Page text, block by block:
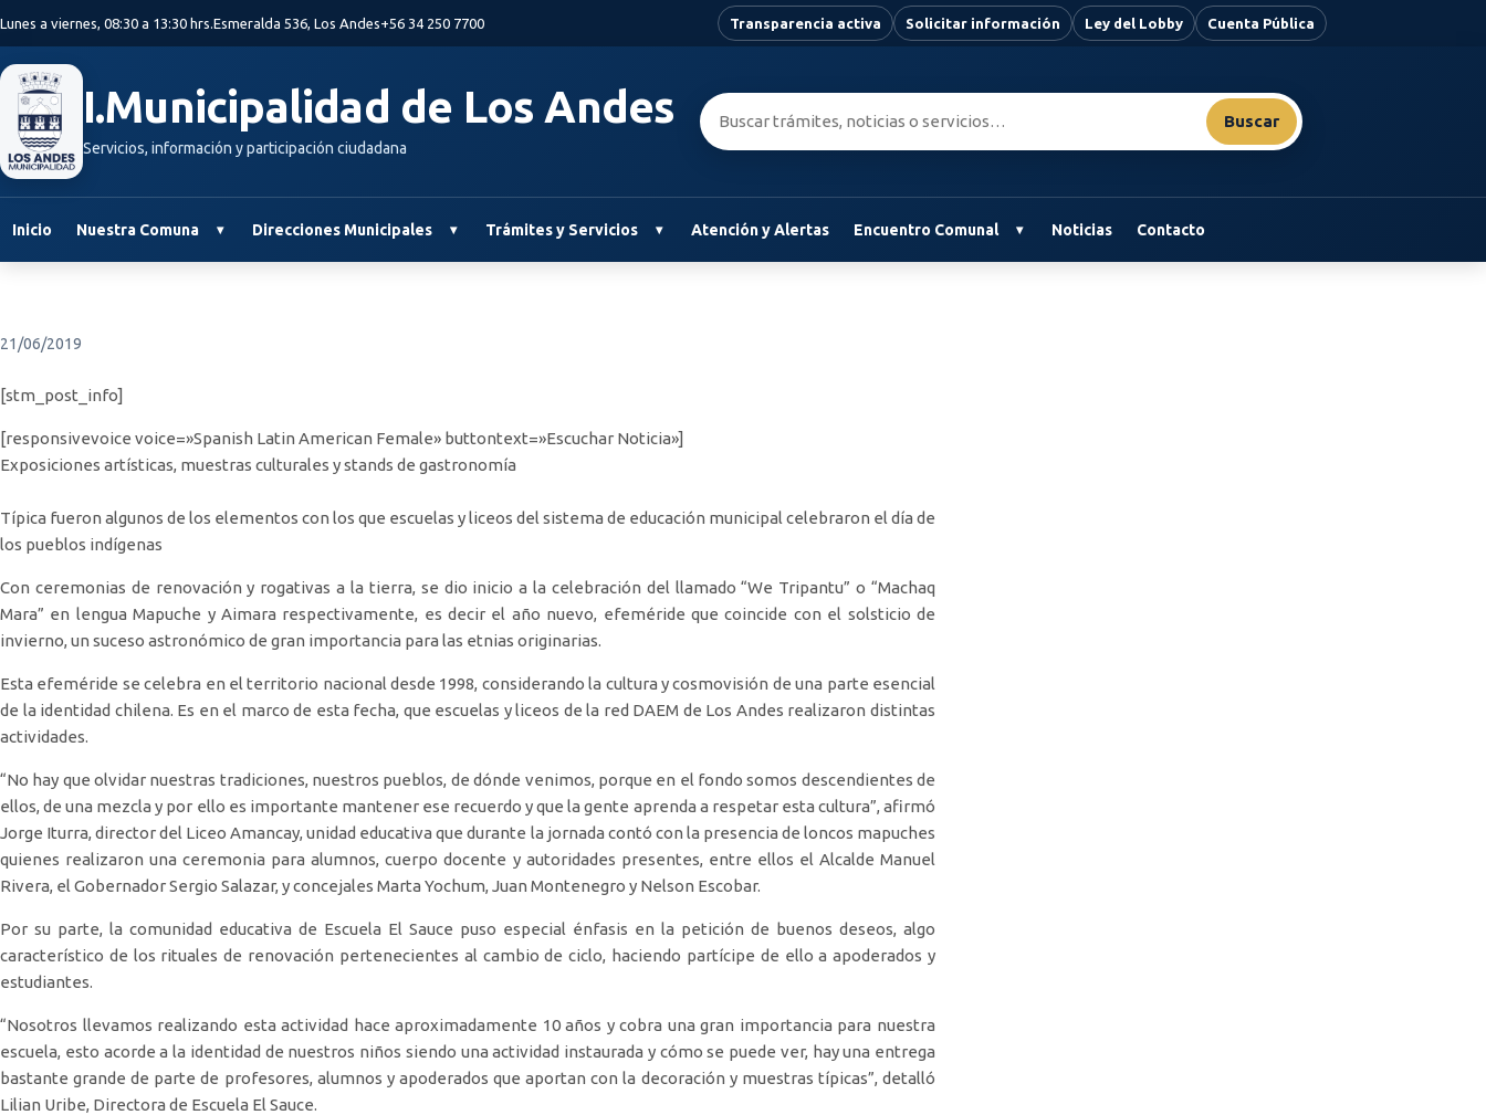
Lunes a viernes, 08:30 a 13:30 hrs.Esmeralda 536, Los Andes+56 34 250 7700 Transparencia activa Solicitar información Ley del Lobby Cuenta Pública
I.Municipalidad de Los Andes
Servicios, información y participación ciudadana
Buscar:
Buscar
Inicio Nuestra Comuna Direcciones Municipales Trámites y Servicios Atención y Alertas Encuentro Comunal Noticias Contacto
21/06/2019
[stm_post_info]
[responsivevoice voice=»Spanish Latin American Female» buttontext=»Escuchar Noticia»]
Exposiciones artísticas, muestras culturales y stands de gastronomía
Típica fueron algunos de los elementos con los que escuelas y liceos del sistema de educación municipal celebraron el día de
los pueblos indígenas
Con ceremonias de renovación y rogativas a la tierra, se dio inicio a la celebración del llamado “We Tripantu” o “Machaq
Mara” en lengua Mapuche y Aimara respectivamente, es decir el año nuevo, efeméride que coincide con el solsticio de
invierno, un suceso astronómico de gran importancia para las etnias originarias.
Esta efeméride se celebra en el territorio nacional desde 1998, considerando la cultura y cosmovisión de una parte esencial
de la identidad chilena. Es en el marco de esta fecha, que escuelas y liceos de la red DAEM de Los Andes realizaron distintas
actividades.
“No hay que olvidar nuestras tradiciones, nuestros pueblos, de dónde venimos, porque en el fondo somos descendientes de
ellos, de una mezcla y por ello es importante mantener ese recuerdo y que la gente aprenda a respetar esta cultura”, afirmó
Jorge Iturra, director del Liceo Amancay, unidad educativa que durante la jornada contó con la presencia de loncos mapuches
quienes realizaron una ceremonia para alumnos, cuerpo docente y autoridades presentes, entre ellos el Alcalde Manuel
Rivera, el Gobernador Sergio Salazar, y concejales Marta Yochum, Juan Montenegro y Nelson Escobar.
Por su parte, la comunidad educativa de Escuela El Sauce puso especial énfasis en la petición de buenos deseos, algo
característico de los rituales de renovación pertenecientes al cambio de ciclo, haciendo partícipe de ello a apoderados y
estudiantes.
“Nosotros llevamos realizando esta actividad hace aproximadamente 10 años y cobra una gran importancia para nuestra
escuela, esto acorde a la identidad de nuestros niños siendo una actividad instaurada y cómo se puede ver, hay una entrega
bastante grande de parte de profesores, alumnos y apoderados que aportan con la decoración y muestras típicas”, detalló
Lilian Uribe, Directora de Escuela El Sauce.